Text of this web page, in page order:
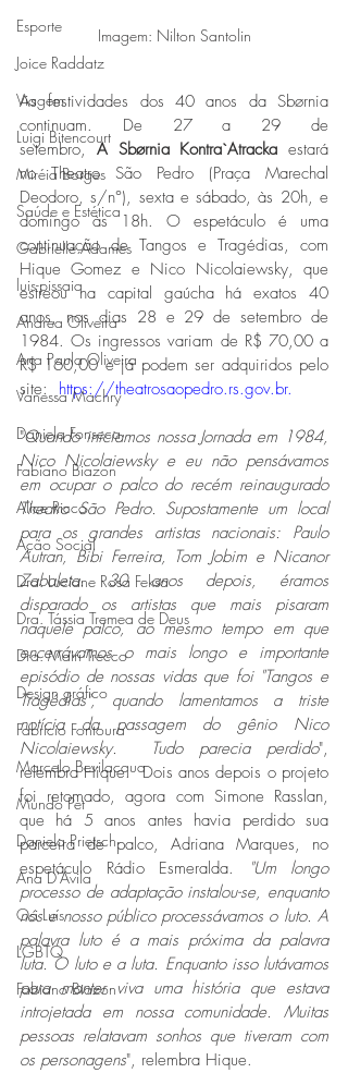
Esporte
Joice Raddatz
Viagem
Luigi Bitencourt
Miréia Borges
Saúde e Estética
Gabrielle Adames
luis-pissaia
Andrea Oliveira
Ana Paula Oliveira
Vanessa Machry
Daniela Fonseca
Fabiano Biazon
Alice Ricco
Ação Social
Dra. Luciane Rosa Feksa
Dra. Tássia Tremea de Deus
Dra. Mairi Trecco
Design gráfico
Fabrício Fontoura
Marcelo Bevilacqua
Mundo Pet
Daniela Prietsch
Ana D'Avila
Osi Luís
LGBTQ
Fabiano Biazon
Imagem: Nilton Santolin
As festividades dos 40 anos da Sbørnia
continuam. De 27 a 29 de
setembro, A Sbørnia Kontra`Atracka estará
no
Theatro São Pedro (Praça Marechal
Deodoro, s/n°), sexta e sábado, às 20h, e
domingo às 18h. O espetáculo é uma
continuação de Tangos e Tragédias, com
Hique Gomez e Nico Nicolaiewsky, que
estreou na capital gaúcha há exatos 40
anos, nos dias 28 e 29 de setembro de
1984. Os ingressos variam de R$ 70,00 a
R$ 160,00 e já podem ser adquiridos pelo
site: https://theatrosaopedro.rs.gov.br.
"Quando iniciamos nossa Jornada em 1984,
Nico Nicolaiewsky e eu não pensávamos
em ocupar o palco do recém reinaugurado
Theatro São Pedro. Supostamente um local
para os grandes artistas nacionais: Paulo
Autran, Bibi Ferreira, Tom Jobim e Nicanor
Zabaleta. 30 anos depois, éramos
disparado os artistas que mais pisaram
naquele palco, ao mesmo tempo em que
encerrávamos o mais longo e importante
episódio de nossas vidas que foi "Tangos e
Tragédias", quando lamentamos a triste
notícia da passagem do gênio Nico
Nicolaiewsky.  Tudo parecia perdido",
relembra Hique.  Dois anos depois o projeto
foi retomado, agora com Simone Rasslan,
que há 5 anos antes havia perdido sua
parceira de palco, Adriana Marques, no
espetáculo Rádio Esmeralda.
"Um longo
processo de adaptação instalou-se, enquanto
nós e nosso público processávamos o luto. A
palavra luto é a mais próxima da palavra
luta. O luto e a luta. Enquanto isso lutávamos
para manter viva uma história que estava
introjetada em nossa comunidade. Muitas
pessoas relatavam sonhos que tiveram com
os personagens", relembra Hique.